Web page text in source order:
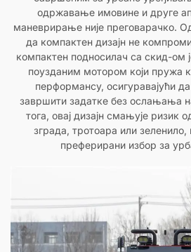
одржавање имовине и друге
маневрирање није преговарачко.
да компактен дизајн не
компактен подносилач са скид-
поузданим мотором који пружа
перформансу, осигуравајући
завршити задатке без ослањања
тога, овај дизајн смањује ризик
зграда, тротоара или зеленило,
преферирани избор за